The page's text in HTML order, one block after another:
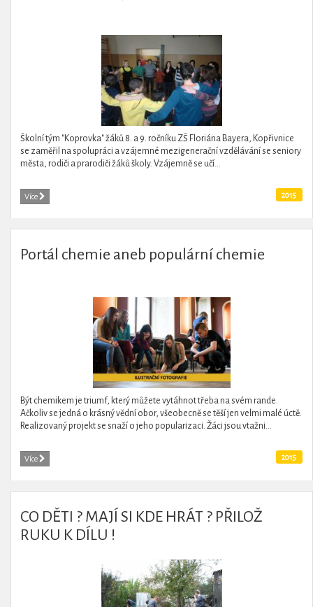
Školní tým "Koprovka" žáků 8. a 9. ročníku ZŠ Floriána Bayera, Kopřivnice
se zaměřil na spolupráci a vzájemné mezigenerační vzdělávání se seniory
města, rodiči a prarodiči žáků školy. Vzájemně se učí...
Více 2015
Portál chemie aneb populární chemie
Být chemikem je triumf, který můžete vytáhnot třeba na svém rande.
Ačkoliv se jedná o krásný vědní obor, všeobecně se těší jen velmi malé úctě.
Realizovaný projekt se snaží o jeho popularizaci. Žáci jsou vtažni...
Více 2015
CO DĚTI ? MAJÍ SI KDE HRÁT ? PŘILOŽ
RUKU K DÍLU !